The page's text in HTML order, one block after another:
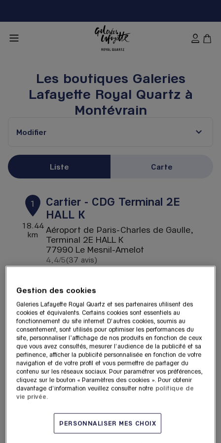
Les boutiques Galeries
Lafayette Royal Quartz à
Montévrain
Modifier
Liste Carte
1
18.44
km
Cartier - CDG Terminal 2E
HALL K
Aéroport de Paris-Charles de Gaulle,
Terminal 2E HALL K
77990 Le Mesnil-Amelot
4,4/5Note de 4.4 sur 5
(37 avis)
Voir plus
2
18.45
km
Galeries Lafayette Royal
Quartz - CDG Terminal 2E
HALL L
Aéroport de Paris-Charles de Gaulle,
Terminal 2E HALL L
77990 Le Mesnil-Amelot
Itinéraire
Gestion des cookies
Galeries Lafayette Royal Quartz et ses partenaires utilisent des
cookies et équivalents. Certains cookies sont essentiels au
fonctionnement du site internet. D'autres cookies, soumis au
consentement, sont utilisés pour optimiser les performances du
site, personnaliser l’affichage de nos produits en fonction de ceux
que vous avez consultés, mesurer l'audience de la publicité et sa
pertinence, afficher la publicité personnalisée en fonction de votre
navigation et de votre profil et vous permettre de partager du
contenu sur les réseaux sociaux. Pour paramétrer vos préférences,
cliquez sur le bouton « Paramètres des cookies ». Pour obtenir
davantage d'information veuillez consulter notre politique de
vie privée.
PERSONNALISER MES CHOIX